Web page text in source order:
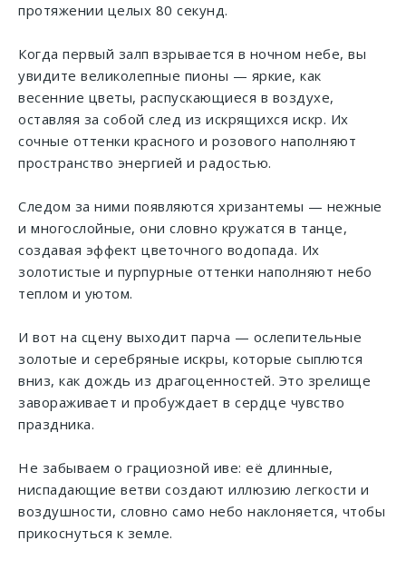
протяжении целых 80 секунд.
Когда первый залп взрывается в ночном небе, вы
увидите великолепные пионы — яркие, как
весенние цветы, распускающиеся в воздухе,
оставляя за собой след из искрящихся искр. Их
сочные оттенки красного и розового наполняют
пространство энергией и радостью.
Следом за ними появляются хризантемы — нежные
и многослойные, они словно кружатся в танце,
создавая эффект цветочного водопада. Их
золотистые и пурпурные оттенки наполняют небо
теплом и уютом.
И вот на сцену выходит парча — ослепительные
золотые и серебряные искры, которые сыплются
вниз, как дождь из драгоценностей. Это зрелище
завораживает и пробуждает в сердце чувство
праздника.
Не забываем о грациозной иве: её длинные,
ниспадающие ветви создают иллюзию легкости и
воздушности, словно само небо наклоняется, чтобы
прикоснуться к земле.